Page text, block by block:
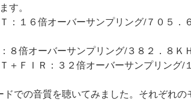
す。
Ｔ：１６倍オーバーサンプリング/７０５
：８倍オーバーサンプリング/３８２．８Ｋ
Ｔ＋ＦＩＲ：３２倍オーバーサンプリング/
ドでの音質を聴いてみました。それぞれ